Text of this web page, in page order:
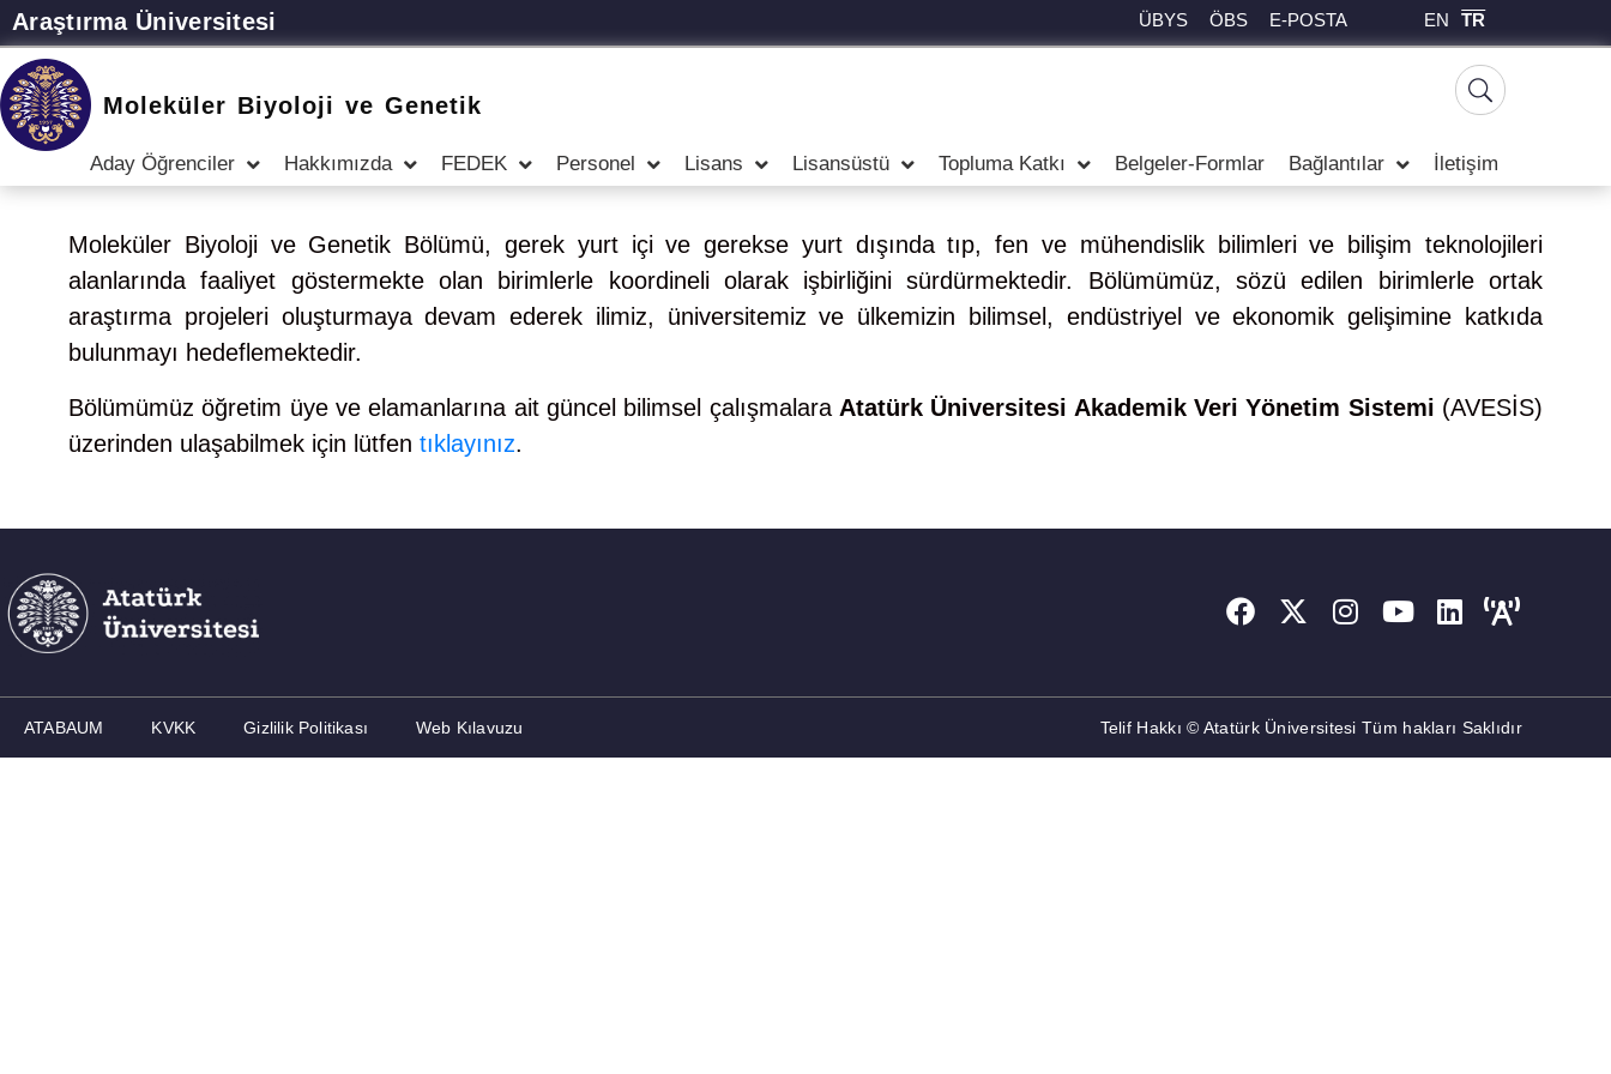
Araştırma Üniversitesi ÜBYS ÖBS E-POSTA EN TR
Moleküler Biyoloji ve Genetik
Aday Öğrenciler Hakkımızda FEDEK Personel Lisans Lisansüstü Topluma Katkı Belgeler-Formlar Bağlantılar İletişim
Moleküler Biyoloji ve Genetik Bölümü, gerek yurt içi ve gerekse yurt dışında tıp, fen ve mühendislik bilimleri ve bilişim teknolojileri
alanlarında faaliyet göstermekte olan birimlerle koordineli olarak işbirliğini sürdürmektedir. Bölümümüz, sözü edilen birimlerle ortak
araştırma projeleri oluşturmaya devam ederek ilimiz, üniversitemiz ve ülkemizin bilimsel, endüstriyel ve ekonomik gelişimine katkıda
bulunmayı hedeflemektedir.
Bölümümüz öğretim üye ve elamanlarına ait güncel bilimsel çalışmalara Atatürk Üniversitesi Akademik Veri Yönetim Sistemi (AVESİS)
üzerinden ulaşabilmek için lütfen tıklayınız.
ATABAUM KVKK Gizlilik Politikası Web Kılavuzu Telif Hakkı © Atatürk Üniversitesi Tüm hakları Saklıdır